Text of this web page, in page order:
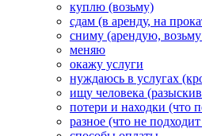
куплю (возьму)
сдам (в аренду, на
сниму (арендую,
меняю
окажу услуги
нуждаюсь в услугах
ищу человека
потери и находки (что
разное (что не